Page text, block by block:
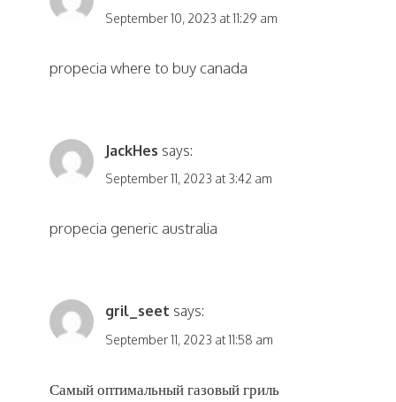
September 10, 2023 at 11:29 am
propecia where to buy canada
JackHes says:
September 11, 2023 at 3:42 am
propecia generic australia
gril_seet says:
September 11, 2023 at 11:58 am
Самый оптимальный газовый гриль